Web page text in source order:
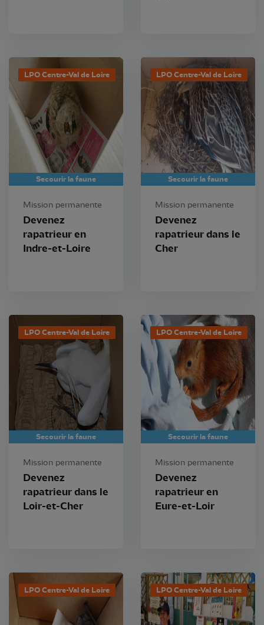
LPO Centre-Val de Loire
Secourir la faune
Mission permanente
Devenez
rapatrieur en
Indre-et-Loire
LPO Centre-Val de Loire
Secourir la faune
Mission permanente
Devenez
rapatrieur dans le
Cher
LPO Centre-Val de Loire
Secourir la faune
Mission permanente
Devenez
rapatrieur dans le
Loir-et-Cher
LPO Centre-Val de Loire
Secourir la faune
Mission permanente
Devenez
rapatrieur en
Eure-et-Loir
LPO Centre-Val de Loire LPO Centre-Val de Loire